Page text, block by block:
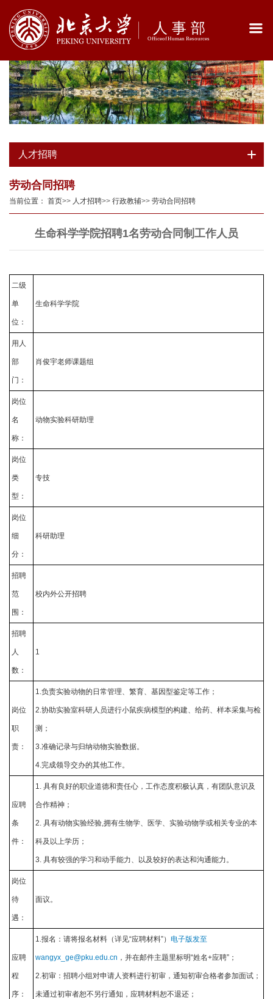
人才招聘
劳动合同招聘
当前位置： 首页>> 人才招聘>> 行政教辅>> 劳动合同招聘
生命科学学院招聘1名劳动合同制工作人员
二级
单
位：
生命科学学院
用人
部
门：
肖俊宇老师课题组
岗位
名
称：
动物实验科研助理
岗位
类
型：
专技
岗位
细
分：
科研助理
招聘
范
围：
校内外公开招聘
招聘
人
数：
1
岗位
职
责：
1.负责实验动物的日常管理、繁育、基因型鉴定等工作；
2.协助实验室科研人员进行小鼠疾病模型的构建、给药、样本采集与检
测；
3.准确记录与归纳动物实验数据。
4.完成领导交办的其他工作。
应聘
条
件：
1. 具有良好的职业道德和责任心，工作态度积极认真，有团队意识及
合作精神；
2. 具有动物实验经验,拥有生物学、医学、实验动物学或相关专业的本
科及以上学历；
3. 具有较强的学习和动手能力、以及较好的表达和沟通能力。
岗位
待
遇：
面议。
应聘
程
序：
1.报名：请将报名材料（详见“应聘材料”） 电子版发至
wangyx_ge@pku.edu.cn ，并在邮件主题里标明“姓名+应聘”；
2.初审：招聘小组对申请人资料进行初审，通知初审合格者参加面试；
未通过初审者恕不另行通知，应聘材料恕不退还；